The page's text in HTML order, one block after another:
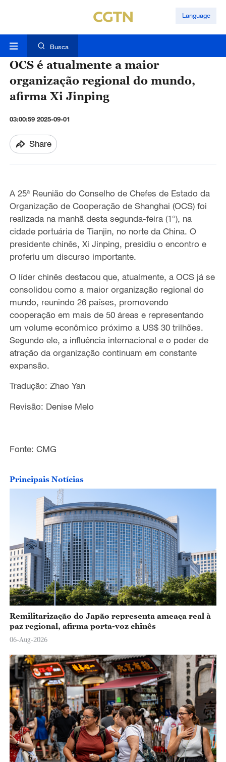
Language
Busca
OCS é atualmente a maior
organização regional do mundo,
afirma Xi Jinping
03:00:59 2025-09-01
Share
A 25ª Reunião do Conselho de Chefes de Estado da
Organização de Cooperação de Shanghai (OCS) foi
realizada na manhã desta segunda-feira (1°), na
cidade portuária de Tianjin, no norte da China. O
presidente chinês, Xi Jinping, presidiu o encontro e
proferiu um discurso importante.
O líder chinês destacou que, atualmente, a OCS já se
consolidou como a maior organização regional do
mundo, reunindo 26 países, promovendo
cooperação em mais de 50 áreas e representando
um volume econômico próximo a US$ 30 trilhões.
Segundo ele, ainfluência internacional e o poder de
atração da organização continuam em constante
expansão.
Tradução: Zhao Yan
Revisão: Denise Melo
Fonte: CMG
Principais Notícias
Remilitarização do Japão representa ameaça real à
paz regional, afirma porta-voz chinês
06-Aug-2026